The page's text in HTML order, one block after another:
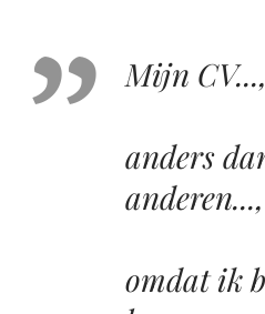
Mijn CV...,
anders
anderen...,
omdat ik